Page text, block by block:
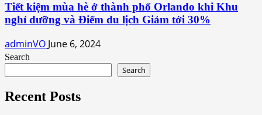
Tiết kiệm mùa hè ở thành phố Orlando khi Khu
nghỉ dưỡng và Điểm du lịch Giảm tới 30%
adminVO June 6, 2024
Search
Search
Recent Posts